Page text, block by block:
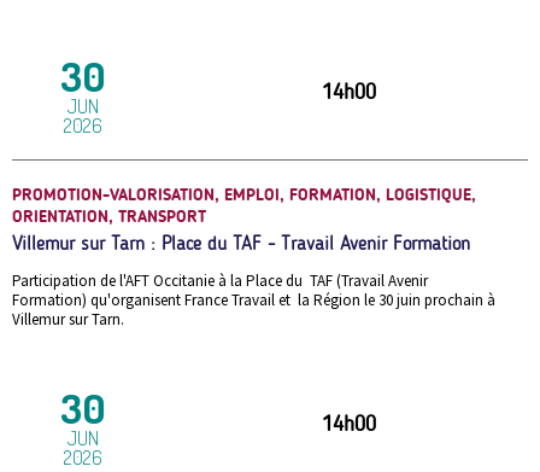
30
JUN
2026
14h00
PROMOTION-VALORISATION, EMPLOI, FORMATION, LOGISTIQUE,
ORIENTATION, TRANSPORT
Villemur sur Tarn : Place du TAF - Travail Avenir Formation
Participation de l'AFT Occitanie à la Place du TAF (Travail Avenir
Formation) qu'organisent France Travail et la Région le 30 juin prochain à
Villemur sur Tarn.
30
JUN
2026
14h00